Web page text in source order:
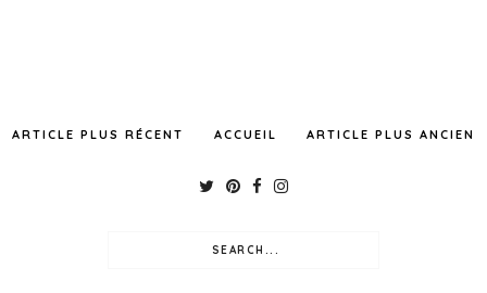
ARTICLE PLUS RÉCENT ARTICLE PLUS ANCIEN
ACCUEIL